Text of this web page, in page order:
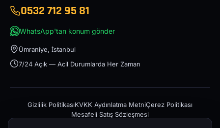
0532 712 95 81
WhatsApp'tan konum gönder
Ümraniye, İstanbul
7/24 Açık — Acil Durumlarda Her Zaman
Gizlilik PolitikasıKVKK Aydınlatma MetniÇerez Politikası
Mesafeli Satış Sözleşmesi